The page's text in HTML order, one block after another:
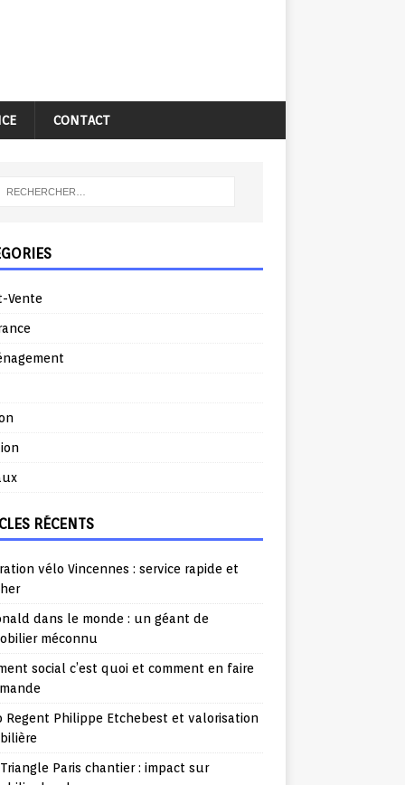
CONTACT
Vente
RÉCENTS
vélo Vincennes : service rapide et
dans le monde : un géant de
méconnu
social c’est quoi et comment en faire
Regent Philippe Etchebest et valorisation
Paris chantier : impact sur